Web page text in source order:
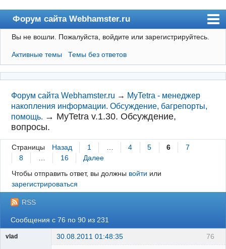
Форум сайта Webhamster.ru
Форум
Пользователи
Поиск
Регистрация
Вход
Webhamster.ru
Вы не вошли. Пожалуйста, войдите или зарегистрируйтесь.
Активные темы Темы без ответов
Форум сайта Webhamster.ru → MyTetra - менеджер
накопления информации. Обсуждение, багрепорты,
помощь. → MyTetra v.1.30. Обсуждение,
вопросы.
Страницы Назад 1 … 4 5 6
7
8
… 16
Далее
Чтобы отправить ответ, вы должны войти или
зарегистрироваться
RSS
Сообщения с 76 по 90 из 231
76
vlad 30.08.2011 01:48:35